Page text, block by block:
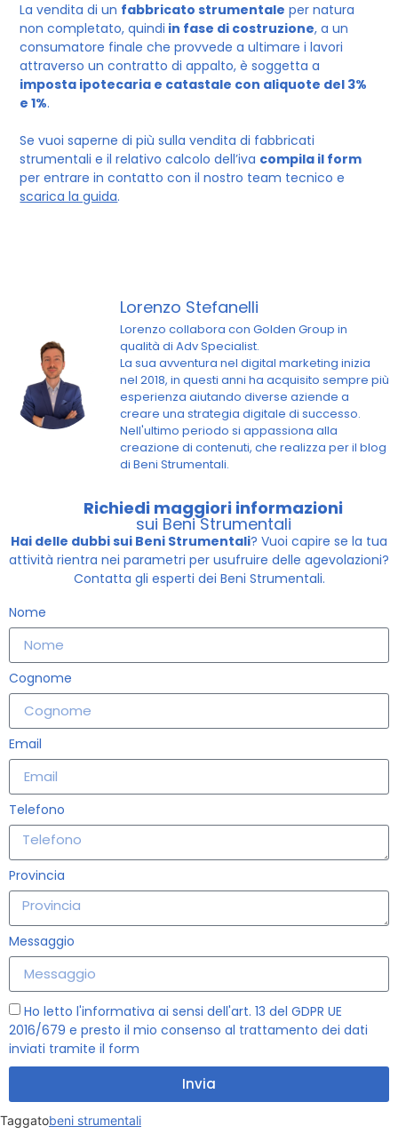
La vendita di un fabbricato strumentale per natura
non completato, quindi in fase di costruzione, a un
consumatore finale che provvede a ultimare i lavori
attraverso un contratto di appalto, è soggetta a
imposta ipotecaria e catastale con aliquote del 3%
e 1%.
Se vuoi saperne di più sulla vendita di fabbricati
strumentali e il relativo calcolo dell’iva compila il form
per entrare in contatto con il nostro team tecnico e
scarica la guida.
Lorenzo Stefanelli
Lorenzo collabora con Golden Group in
qualità di Adv Specialist.
La sua avventura nel digital marketing inizia
nel 2018, in questi anni ha acquisito sempre più
esperienza aiutando diverse aziende a
creare una strategia digitale di successo.
Nell'ultimo periodo si appassiona alla
creazione di contenuti, che realizza per il blog
di Beni Strumentali.
Richiedi maggiori informazioni
sui Beni Strumentali
Hai delle dubbi sui Beni Strumentali? Vuoi capire se la tua
attività rientra nei parametri per usufruire delle agevolazioni?
Contatta gli esperti dei Beni Strumentali.
Nome
Cognome
Email
Telefono
Provincia
Messaggio
Ho letto l'informativa ai sensi dell'art. 13 del GDPR UE
2016/679 e presto il mio consenso al trattamento dei dati
inviati tramite il form
Invia
Taggatobeni strumentali